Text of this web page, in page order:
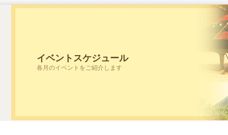
イベントスケジュール
各月のイベントをご紹介します